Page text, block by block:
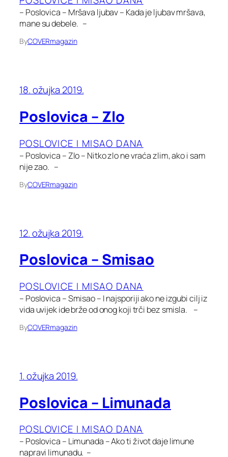
– Poslovica – Mršava ljubav – Kada je ljubav mršava,
mane su debele. –
ByCOVERmagazin
18. ožujka 2019.
Poslovica – Zlo
POSLOVICE I MISAO DANA
– Poslovica – Zlo – Nitko zlo ne vraća zlim, ako i sam
nije zao. –
ByCOVERmagazin
12. ožujka 2019.
Poslovica – Smisao
POSLOVICE I MISAO DANA
– Poslovica – Smisao – I najsporiji ako ne izgubi cilj iz
vida uvijek ide brže od onog koji trči bez smisla. –
ByCOVERmagazin
1. ožujka 2019.
Poslovica – Limunada
POSLOVICE I MISAO DANA
– Poslovica – Limunada – Ako ti život daje limune
napravi limunadu. –